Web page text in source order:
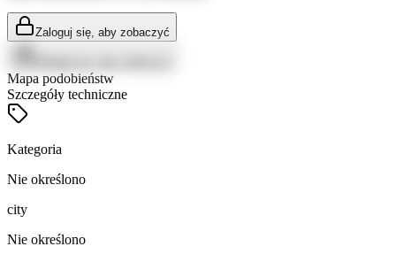
Zaloguj się, aby zobaczyć
Mapa podobieństw
Szczegóły techniczne
Kategoria
Nie określono
city
Nie określono